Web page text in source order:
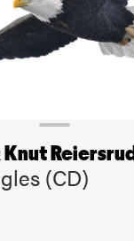
Reiersrud
(CD)